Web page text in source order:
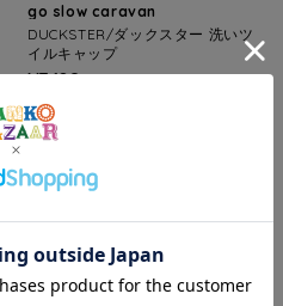
go slow caravan
DUCKSTER/ダックスター 洗いツ
イルキャップ
¥3,190
再入荷